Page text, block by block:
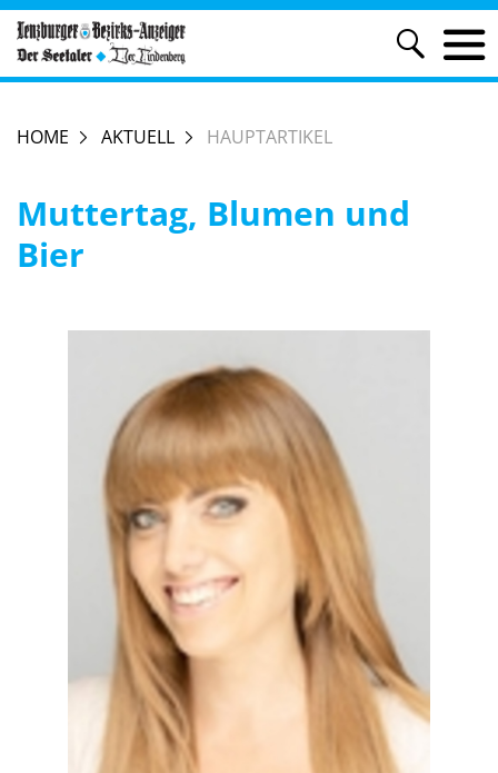
HOME AKTUELL HAUPTARTIKEL
Muttertag, Blumen und
Bier